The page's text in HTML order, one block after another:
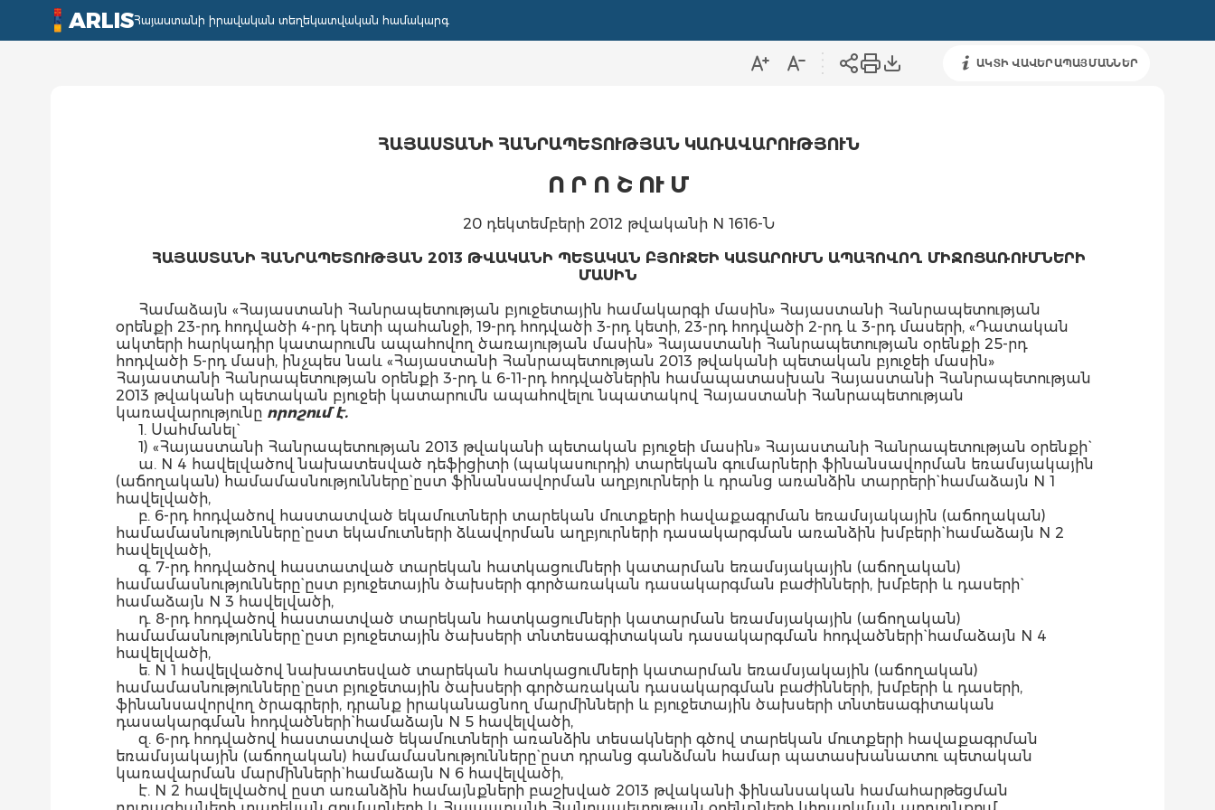
ARLISՀայաստանի իրավական տեղեկատվական համակարգ
ԱԿՏԻ ՎԱՎԵՐԱՊԱՅՄԱՆՆԵՐ
ՀԱՅԱՍՏԱՆԻ ՀԱՆՐԱՊԵՏՈՒԹՅԱՆ ԿԱՌԱՎԱՐՈՒԹՅՈՒՆ
Ո Ր Ո Շ ՈՒ Մ
20 դեկտեմբերի 2012 թվականի N 1616-Ն
ՀԱՅԱՍՏԱՆԻ ՀԱՆՐԱՊԵՏՈՒԹՅԱՆ 2013 ԹՎԱԿԱՆԻ ՊԵՏԱԿԱՆ ԲՅՈՒՋԵԻ ԿԱՏԱՐՈՒՄՆ ԱՊԱՀՈՎՈՂ ՄԻՋՈՑԱՌՈՒՄՆԵՐԻ
ՄԱՍԻՆ
Համաձայն «Հայաստանի Հանրապետության բյուջետային համակարգի մասին» Հայաստանի Հանրապետության
օրենքի 23-րդ հոդվածի 4-րդ կետի պահանջի, 19-րդ հոդվածի 3-րդ կետի, 23-րդ հոդվածի 2-րդ և 3-րդ մասերի, «Դատական
ակտերի հարկադիր կատարումն ապահովող ծառայության մասին» Հայաստանի Հանրապետության օրենքի 25-րդ
հոդվածի 5-րդ մասի, ինչպես նաև «Հայաստանի Հանրապետության 2013 թվականի պետական բյուջեի մասին»
Հայաստանի Հանրապետության օրենքի 3-րդ և 6-11-րդ հոդվածներին համապատասխան Հայաստանի Հանրապետության
2013 թվականի պետական բյուջեի կատարումն ապահովելու նպատակով Հայաստանի Հանրապետության
կառավարությունը որոշում է.
1. Սահմանել`
1) «Հայաստանի Հանրապետության 2013 թվականի պետական բյուջեի մասին» Հայաստանի Հանրապետության օրենքի`
ա. N 4 հավելվածով նախատեսված դեֆիցիտի (պակասուրդի) տարեկան գումարների ֆինանսավորման եռամսյակային
(աճողական) համամասնությունները` ըստ ֆինանսավորման աղբյուրների և դրանց առանձին տարրերի` համաձայն N 1
հավելվածի,
բ. 6-րդ հոդվածով հաստատված եկամուտների տարեկան մուտքերի հավաքագրման եռամսյակային (աճողական)
համամասնությունները` ըստ եկամուտների ձևավորման աղբյուրների դասակարգման առանձին խմբերի` համաձայն N 2
հավելվածի,
գ. 7-րդ հոդվածով հաստատված տարեկան հատկացումների կատարման եռամսյակային (աճողական)
համամասնությունները` ըստ բյուջետային ծախսերի գործառական դասակարգման բաժինների, խմբերի և դասերի`
համաձայն N 3 հավելվածի,
դ. 8-րդ հոդվածով հաստատված տարեկան հատկացումների կատարման եռամսյակային (աճողական)
համամասնությունները` ըստ բյուջետային ծախսերի տնտեսագիտական դասակարգման հոդվածների` համաձայն N 4
հավելվածի,
ե. N 1 հավելվածով նախատեսված տարեկան հատկացումների կատարման եռամսյակային (աճողական)
համամասնությունները` ըստ բյուջետային ծախսերի գործառական դասակարգման բաժինների, խմբերի և դասերի,
ֆինանսավորվող ծրագրերի, դրանք իրականացնող մարմինների և բյուջետային ծախսերի տնտեսագիտական
դասակարգման հոդվածների` համաձայն N 5 հավելվածի,
զ. 6-րդ հոդվածով հաստատված եկամուտների առանձին տեսակների գծով տարեկան մուտքերի հավաքագրման
եռամսյակային (աճողական) համամասնությունները` ըստ դրանց գանձման համար պատասխանատու պետական
կառավարման մարմինների` համաձայն N 6 հավելվածի,
է. N 2 հավելվածով ըստ առանձին համայնքների բաշխված 2013 թվականի ֆինանսական համահարթեցման